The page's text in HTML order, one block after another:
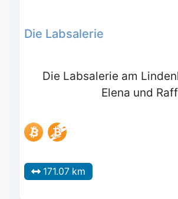
Die Labsalerie
Die Labsalerie am
Elena und
171.07 km